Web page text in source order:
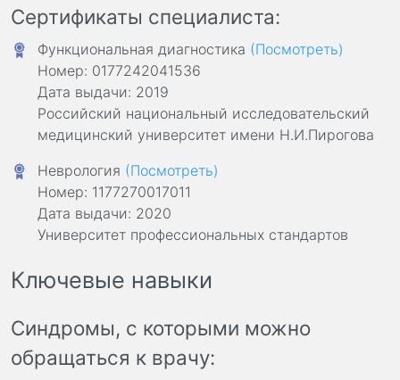
Сертификаты специалиста:
Функциональная диагностика (Посмотреть)
Номер: 0177242041536
Дата выдачи: 2019
Российский национальный исследовательский
медицинский университет имени Н.И.Пирогова
Неврология (Посмотреть)
Номер: 1177270017011
Дата выдачи: 2020
Университет профессиональных стандартов
Ключевые навыки
Синдромы, с которыми можно
обращаться к врачу: